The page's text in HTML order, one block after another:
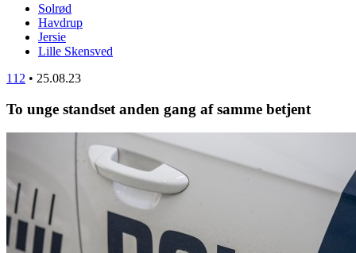
Solrød
Havdrup
Jersie
Lille Skensved
112 • 25.08.23
To unge standset anden gang af samme betjent